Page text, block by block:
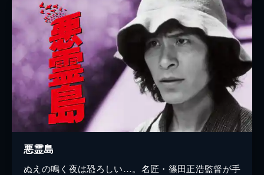
悪霊島
ぬえの鳴く夜は恐ろしい…。名匠・篠田正浩監督が手